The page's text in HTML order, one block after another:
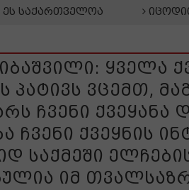
ეს საქართველოა
ყველა
პატივს ვცემთ,
ჩვენი ქვეყანა
ჩვენი ქვეყნის
საქმეში
იმ